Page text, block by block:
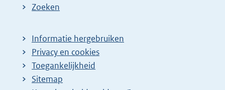
Zoeken
Informatie hergebruiken
Privacy en cookies
Toegankelijkheid
Sitemap